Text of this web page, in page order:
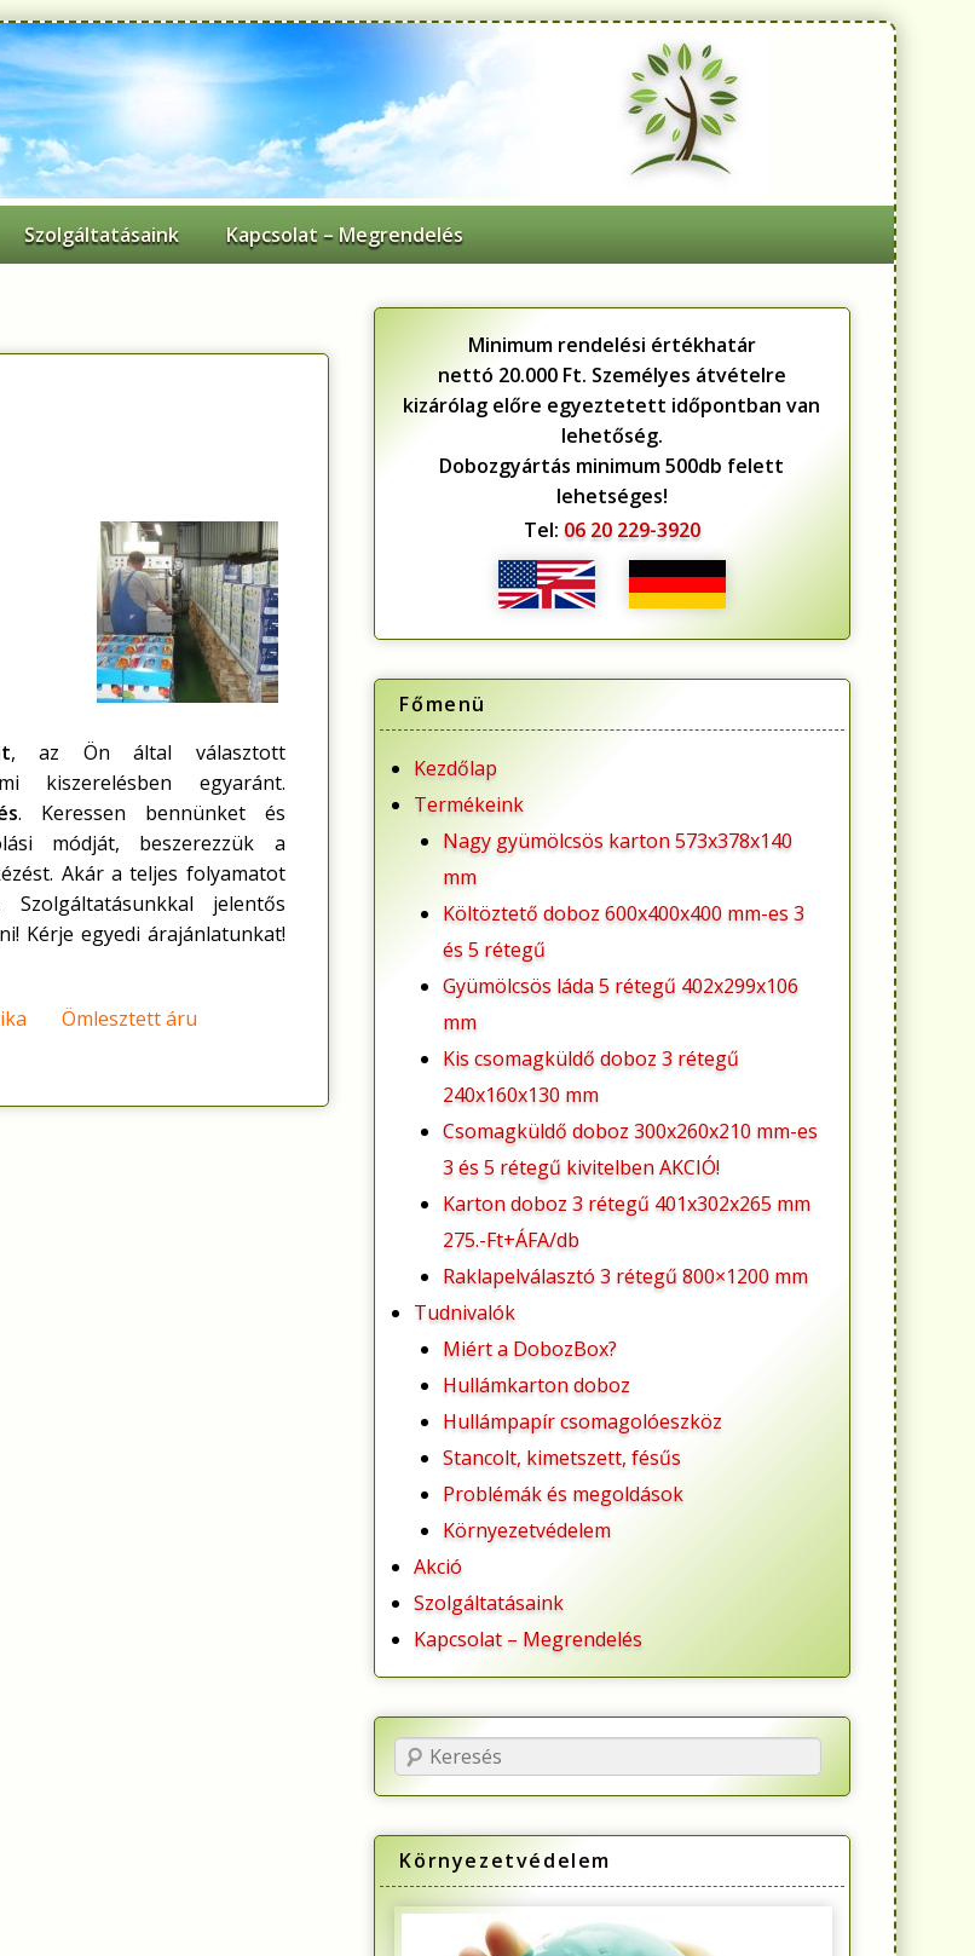
Szolgáltatásaink Kapcsolat – Megrendelés
, az Ön által választott
kiszerelésben egyaránt.
. Keressen bennünket és
módját, beszerezzük a
Akár a teljes folyamatot
jelentős
Kérje egyedi árajánlatunkat!
Ömlesztett áru
Minimum rendelési értékhatár
nettó 20.000 Ft. Személyes átvételre
kizárólag előre egyeztetett időpontban van
lehetőség.
Dobozgyártás minimum 500db felett
lehetséges!
Tel: 06 20 229-3920
Főmenü
Kezdőlap
Termékeink
Nagy gyümölcsös karton 573x378x140
mm
Költöztető doboz 600x400x400 mm-es 3
és 5 rétegű
Gyümölcsös láda 5 rétegű 402x299x106
mm
Kis csomagküldő doboz 3 rétegű
240x160x130 mm
Csomagküldő doboz 300x260x210 mm-es
3 és 5 rétegű kivitelben AKCIÓ!
Karton doboz 3 rétegű 401x302x265 mm
275.-Ft+ÁFA/db
Raklapelválasztó 3 rétegű 800×1200 mm
Tudnivalók
Miért a DobozBox?
Hullámkarton doboz
Hullámpapír csomagolóeszköz
Stancolt, kimetszett, fésűs
Problémák és megoldások
Környezetvédelem
Akció
Szolgáltatásaink
Kapcsolat – Megrendelés
Keresés
Környezetvédelem